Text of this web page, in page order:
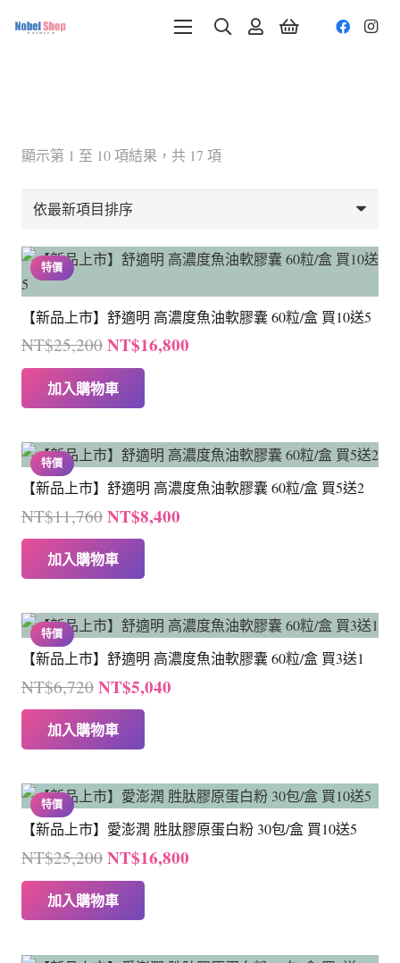
顯示第 1 至 10 項結果，共 17 項依
目
特價
【新品上市】舒適明 高濃度魚油軟膠囊 60粒/盒 買10送5
NT$25,200 原
始
價
格：
NT$25,200。
NT$16,800
NT$16,800。
加入購物車
特價
【新品上市】舒適明 高濃度魚油軟膠囊 60粒/盒 買5送2
NT$11,760 原
始
價
格：
NT$11,760。
NT$8,400
NT$8,400。
加入購物車
特價
【新品上市】舒適明 高濃度魚油軟膠囊 60粒/盒 買3送1
NT$6,720 原
始
價
格：
NT$6,720。
NT$5,040
NT$5,040。
加入購物車
特價
【新品上市】愛澎潤 胜肽膠原蛋白粉 30包/盒 買10送5
NT$25,200 原
始
價
格：
NT$25,200。
NT$16,800
NT$16,800。
加入購物車